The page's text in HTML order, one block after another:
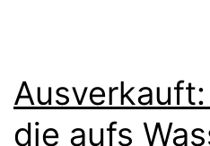
die aufs